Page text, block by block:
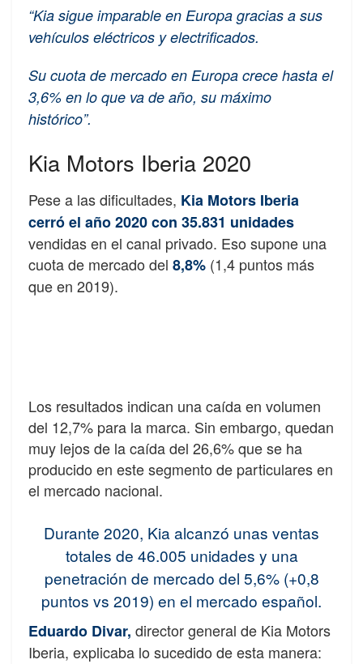
“Kia sigue imparable en Europa gracias a sus
vehículos eléctricos y electrificados.
Su cuota de mercado en Europa crece hasta el
3,6% en lo que va de año, su máximo
histórico”.
Kia Motors Iberia 2020
Pese a las dificultades, Kia Motors Iberia
cerró el año 2020 con 35.831 unidades
vendidas en el canal privado. Eso supone una
cuota de mercado del 8,8% (1,4 puntos más
que en 2019).
Los resultados indican una caída en volumen
del 12,7% para la marca. Sin embargo, quedan
muy lejos de la caída del 26,6% que se ha
producido en este segmento de particulares en
el mercado nacional.
Durante 2020, Kia alcanzó unas ventas
totales de 46.005 unidades y una
penetración de mercado del 5,6% (+0,8
puntos vs 2019) en el mercado español.
Eduardo Divar, director general de Kia Motors
Iberia, explicaba lo sucedido de esta manera: